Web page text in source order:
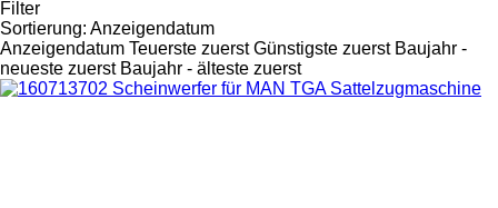
Filter
Sortierung: Anzeigendatum
Anzeigendatum Teuerste zuerst Günstigste zuerst Baujahr -
neueste zuerst Baujahr - älteste zuerst